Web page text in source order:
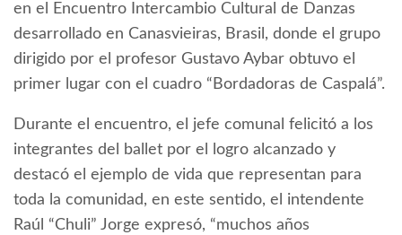
en el Encuentro Intercambio Cultural de Danzas
desarrollado en Canasvieiras, Brasil, donde el grupo
dirigido por el profesor Gustavo Aybar obtuvo el
primer lugar con el cuadro “Bordadoras de Caspalá”.
Durante el encuentro, el jefe comunal felicitó a los
integrantes del ballet por el logro alcanzado y
destacó el ejemplo de vida que representan para
toda la comunidad, en este sentido, el intendente
Raúl “Chuli” Jorge expresó, “muchos años